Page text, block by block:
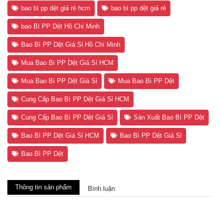
bao bì pp dệt giá rẻ hcm bao bì pp dệt giá rẻ
bao Bì PP Dệt Hồ Chí Minh
Bao Bì PP Dệt Giá Sỉ Hồ Chí Minh
Mua Bao Bì PP Dệt Giá Sỉ HCM
Mua Bao Bì PP Dệt Giá Sỉ Mua Bao Bì PP Dệt
Cung Cấp Bao Bì PP Dệt Giá Sỉ HCM
Cung Cấp Bao Bì PP Dệt Giá Sỉ Sản Xuất Bao Bì PP Dệt
Bao Bì PP Dệt Giá Sỉ HCM Bao Bì PP Dệt Giá Sỉ
Bao Bì PP Dệt
Thông tin sản phẩm Bình luận